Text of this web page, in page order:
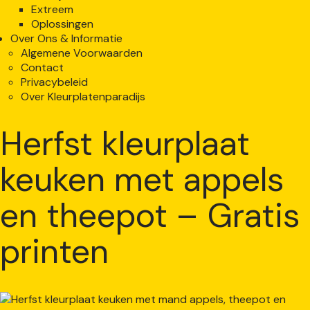
Extreem
Oplossingen
Over Ons & Informatie
Algemene Voorwaarden
Contact
Privacybeleid
Over Kleurplatenparadijs
Herfst kleurplaat
keuken met appels
en theepot – Gratis
printen